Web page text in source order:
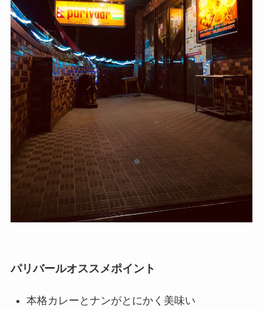
パリバールオススメポイント
本格カレーとナンがとにかく美味い